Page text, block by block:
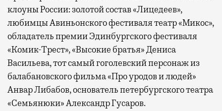
клоуны России: золотой состав «Лицедеев»,
любимцы Авиньонского фестиваля театр «Микос»,
обладатель премии Эдинбургского фестиваля
«Комик-Трест», «Высокие братья» Дениса
Васильева, тот самый гоголевский персонаж из
балабановского фильма «Про уродов и людей»
Анвар Либабов, основатель петербургского театра
«Семьянюки» Александр Гусаров.